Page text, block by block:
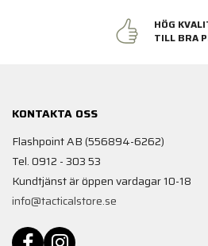
HÖG
TILL BRA
KONTAKTA OSS
Flashpoint AB (556894-6262)
Tel. 0912 - 303 53
Kundtjänst är öppen vardagar 10-18
info@tacticalstore.se